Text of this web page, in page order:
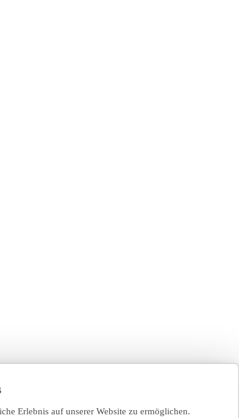
Erlebnis auf unserer Website zu ermöglichen.